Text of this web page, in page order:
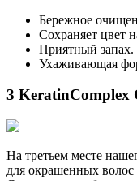
Бережное
Сохраняет цвет
Приятный запах.
Ухаживающая
3 KeratinComplex
На третьем месте
для окрашенных волос